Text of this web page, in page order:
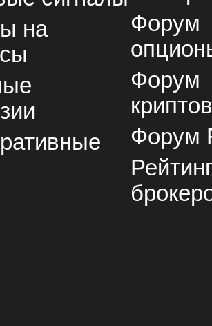
на
Форум
Форум
Форум